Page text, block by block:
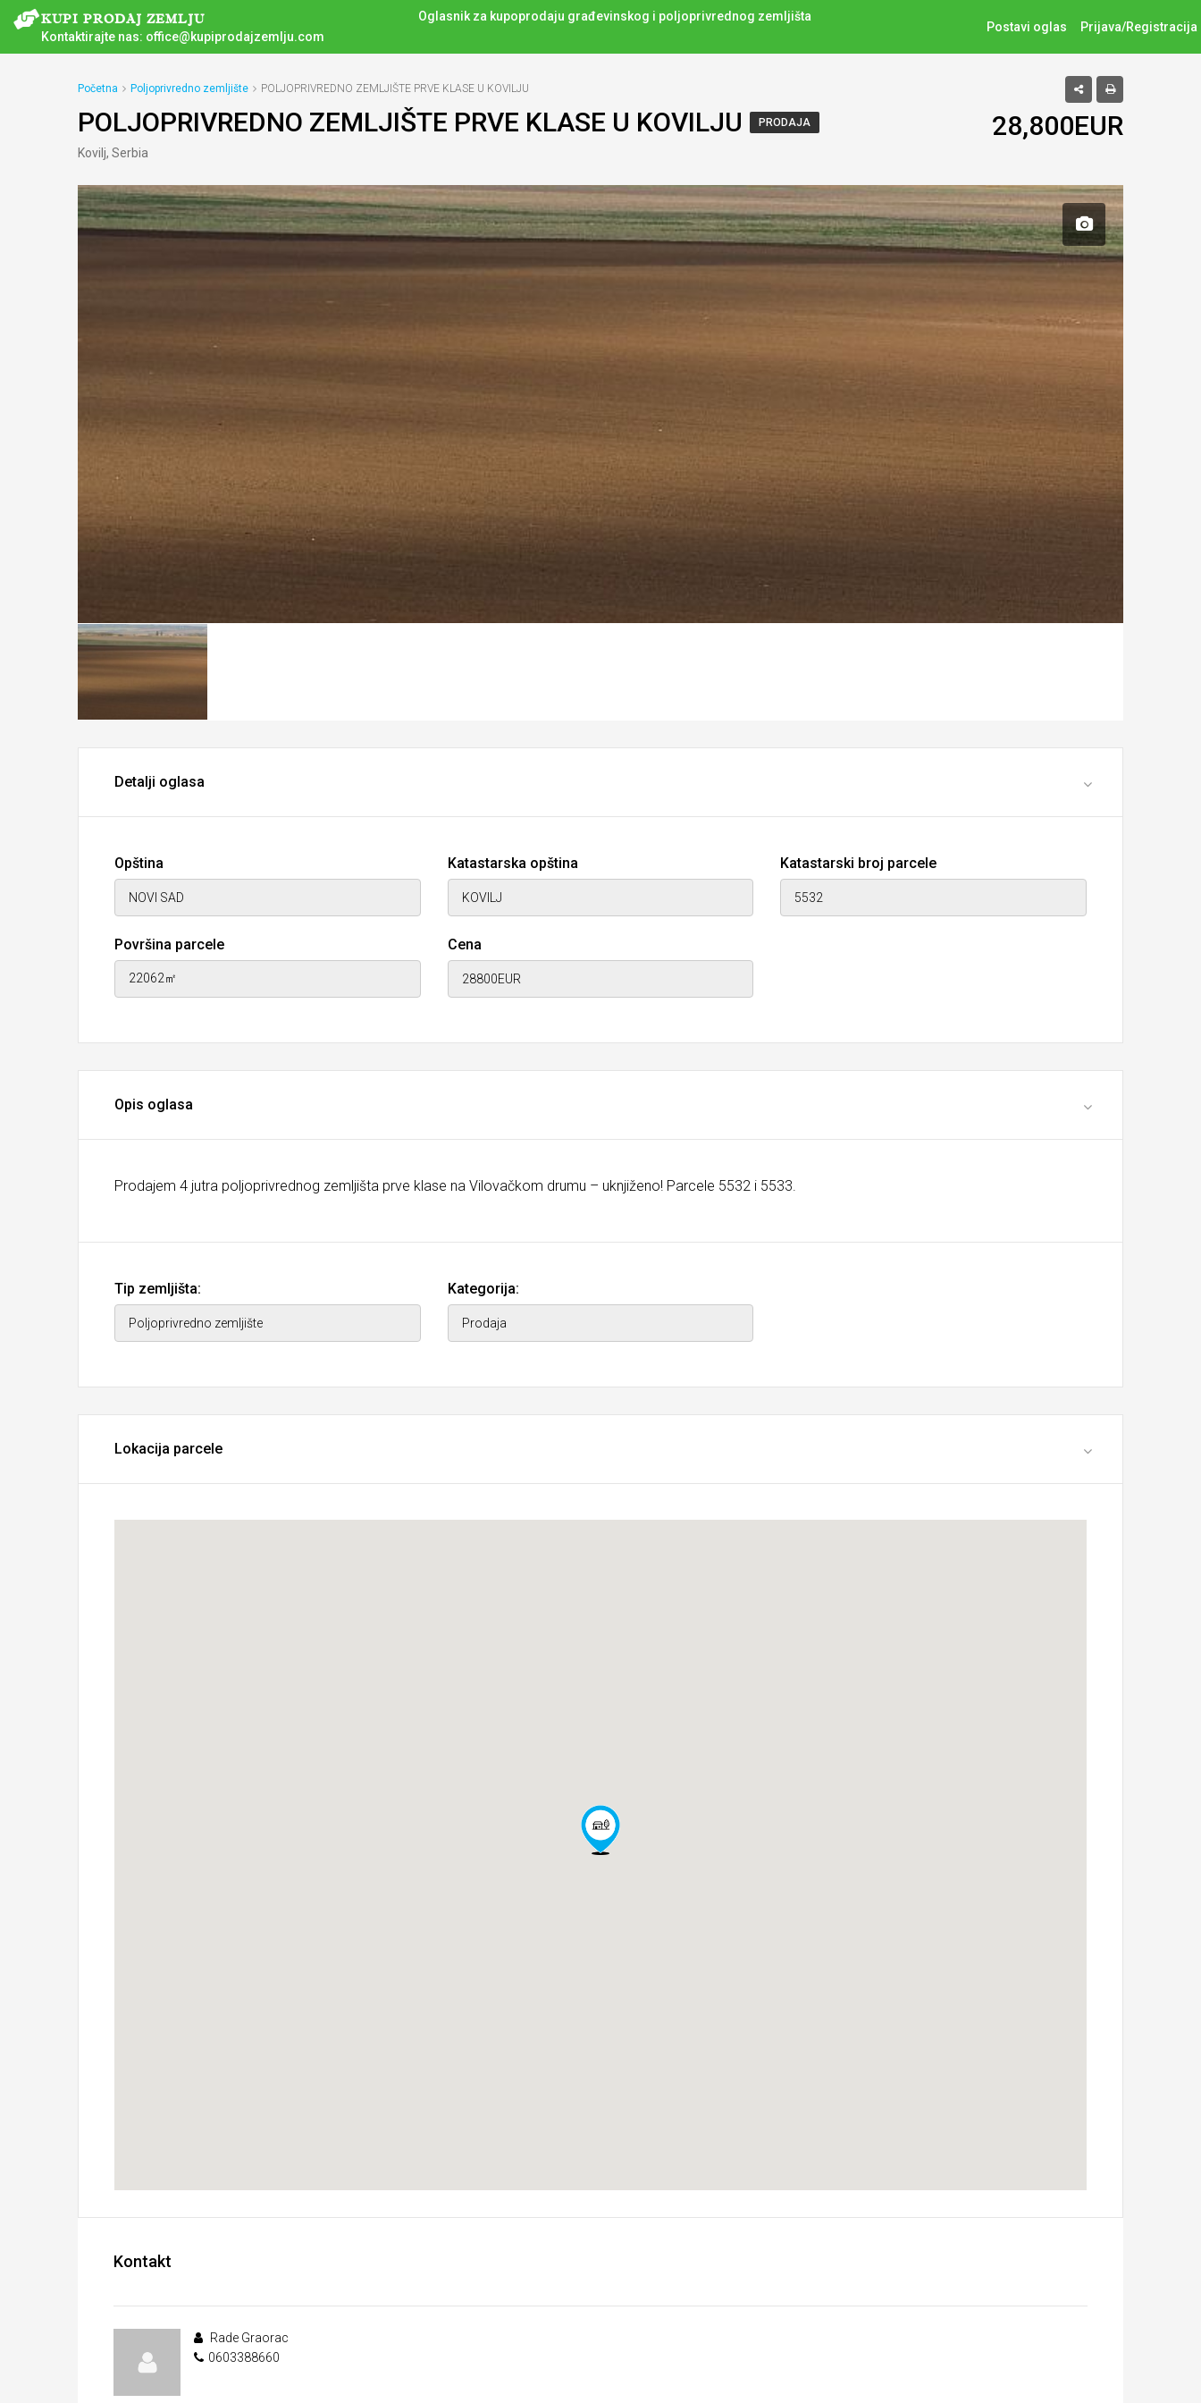
Oglasnik za kupoprodaju građevinskog i poljoprivrednog zemljišta
Kontaktirajte nas: office@kupiprodajzemlju.com
Postavi oglas Prijava/Registracija
Početna Poljoprivredno zemljište POLJOPRIVREDNO ZEMLJIŠTE PRVE KLASE U KOVILJU
POLJOPRIVREDNO ZEMLJIŠTE PRVE KLASE U KOVILJU PRODAJA
Kovilj, Serbia
28,800EUR
Detalji oglasa
Opština Katastarska opština Katastarski broj parcele
Površina parcele Cena
Opis oglasa
Prodajem 4 jutra poljoprivrednog zemljišta prve klase na Vilovačkom drumu – uknjiženo! Parcele 5532 i 5533.
Tip zemljišta: Kategorija:
Lokacija parcele
Kontakt
Rade Graorac
0603388660